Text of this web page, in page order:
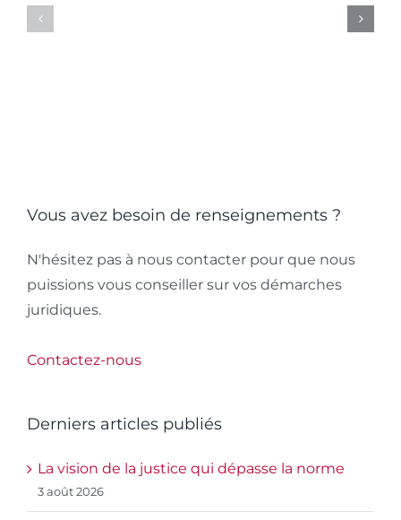
Vous avez besoin de renseignements ?
N'hésitez pas à nous contacter pour que nous
puissions vous conseiller sur vos démarches
juridiques.
Contactez-nous
Derniers articles publiés
La vision de la justice qui dépasse la norme
3 août 2026